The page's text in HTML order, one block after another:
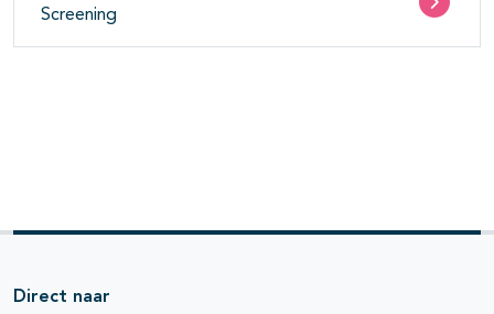
Screening
Direct naar